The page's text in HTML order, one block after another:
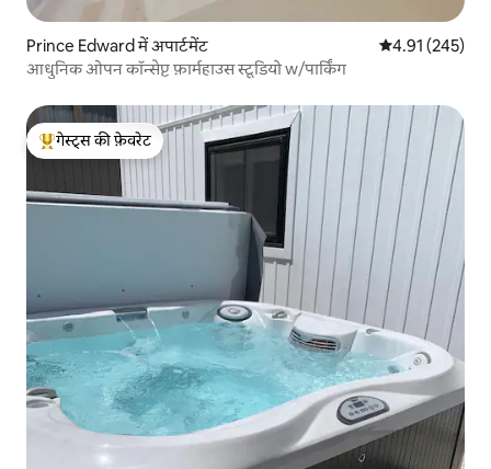
Prince Edward में अपार्टमेंट औसत रेटिंग 5 में से
4.91 (245)
आधुनिक ओपन कॉन्सेप्ट फ़ार्महाउस स्टूडियो w/पार्किंग
गेस्ट्स का टॉप फ़ेवरेट
गेस्ट्स की फ़ेवरेट